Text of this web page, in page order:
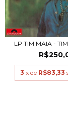
LP TIM MAIA -
3 x de R$83,33